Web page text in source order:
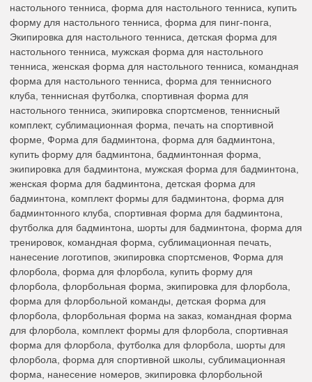
настольного тенниса, форма для настольного тенниса, купить
форму для настольного тенниса, форма для пинг-понга,
Экипировка для настольного тенниса, детская форма для
настольного тенниса, мужская форма для настольного
тенниса, женская форма для настольного тенниса, командная
форма для настольного тенниса, форма для теннисного
клуба, теннисная футболка, спортивная форма для
настольного тенниса, экипировка спортсменов, теннисный
комплект, сублимационная форма, печать на спортивной
форме, Форма для бадминтона, форма для бадминтона,
купить форму для бадминтона, бадминтонная форма,
экипировка для бадминтона, мужская форма для бадминтона,
женская форма для бадминтона, детская форма для
бадминтона, комплект формы для бадминтона, форма для
бадминтонного клуба, спортивная форма для бадминтона,
футболка для бадминтона, шорты для бадминтона, форма для
тренировок, командная форма, сублимационная печать,
нанесение логотипов, экипировка спортсменов, Форма для
флорбола, форма для флорбола, купить форму для
флорбола, флорбольная форма, экипировка для флорбола,
форма для флорбольной команды, детская форма для
флорбола, флорбольная форма на заказ, командная форма
для флорбола, комплект формы для флорбола, спортивная
форма для флорбола, футболка для флорбола, шорты для
флорбола, форма для спортивной школы, сублимационная
форма, нанесение номеров, экипировка флорбольной